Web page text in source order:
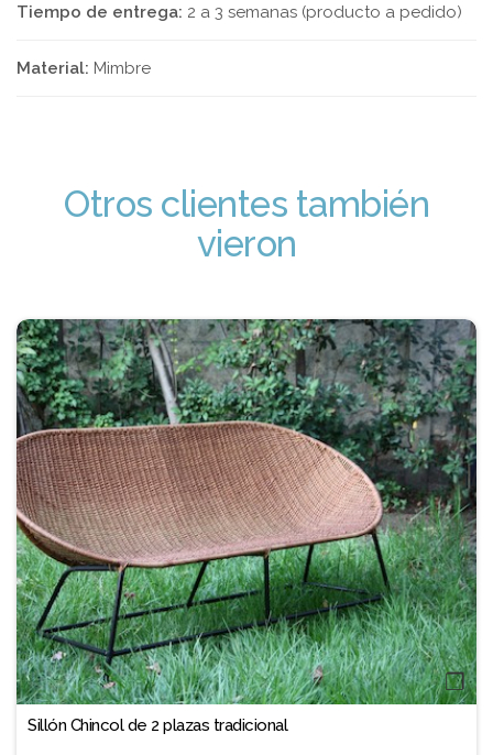
Tiempo de entrega: 2 a 3 semanas (producto a pedido)
Material: Mimbre
Otros clientes también
vieron
❐
Sillón Chincol de 2 plazas tradicional